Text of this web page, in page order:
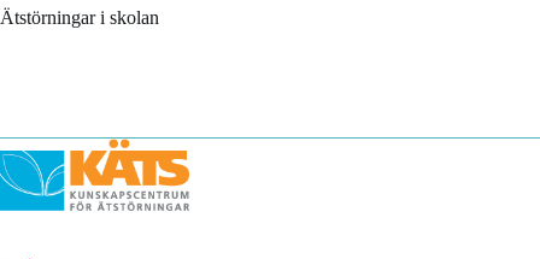
Ätstörningar i skolan